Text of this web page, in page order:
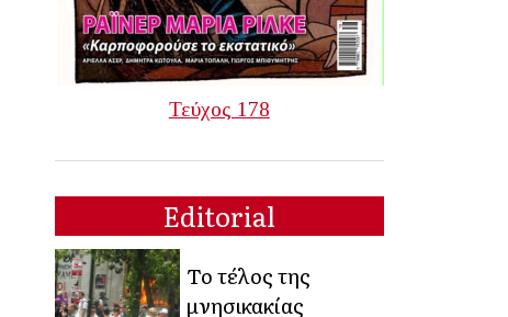
Τεύχος 178
Editorial
Το τέλος της
μνησικακίας